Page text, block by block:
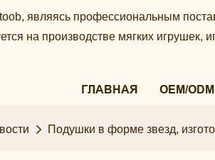
являясь профессиональным
на производстве мягких
ГЛАВНАЯ OEM/
Подушки в форме звезд,